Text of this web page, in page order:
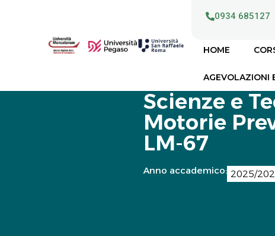
0934 685127
HOME
AGEVOLAZIONI
Scienze e
Motorie
LM-67
Anno accademico: 2025/